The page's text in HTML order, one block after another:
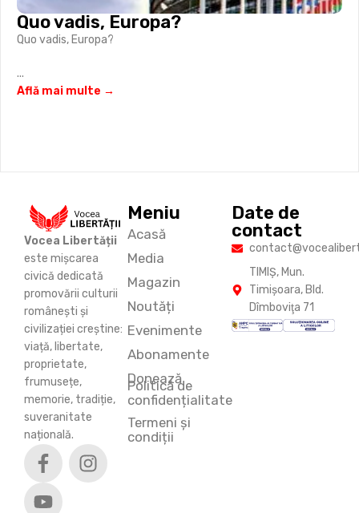
Quo vadis, Europa?
Quo vadis, Europa?
...
Află mai multe →
Vocea Libertății
este mișcarea
civică dedicată
promovării culturii
românești și
civilizației creștine:
viață, libertate,
proprietate,
frumusețe,
memorie, tradiție,
suveranitate
națională.
Meniu
Acasă
Media
Magazin
Noutăți
Evenimente
Abonamente
Donează
Politică de
confidențialitate
Termeni și
condiții
Date de
contact
TIMIŞ, Mun.
Timişoara, Bld.
Dîmboviţa 71